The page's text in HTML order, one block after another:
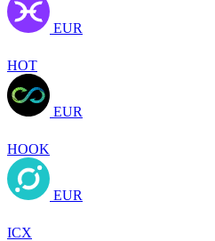
EUR
HOT
EUR
HOOK
EUR
ICX